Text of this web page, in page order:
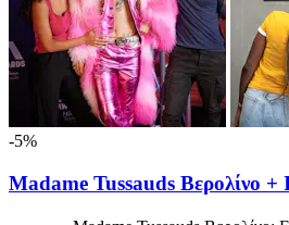
-5%
Madame Tussauds Βερολίνο +